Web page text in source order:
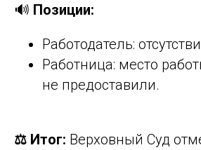
🔊 Позиции:
Работодатель:
Работница: место
не предоставили.
⚖️ Итог: Верховный Суд